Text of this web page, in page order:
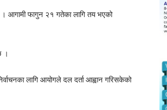
। आगामी फागुन २१ गतेका लागि तय भएको
।
लागि आयोगले दल दर्ता आह्वान गरिसकेको